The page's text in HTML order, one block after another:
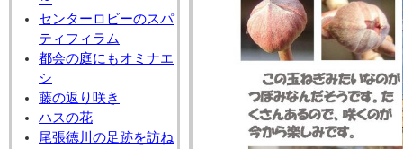
センターロビーのスパ
ティフィラム
都会の庭にもオミナエ
シ
藤の返り咲き
ハスの花
尾張徳川の足跡を訪ね